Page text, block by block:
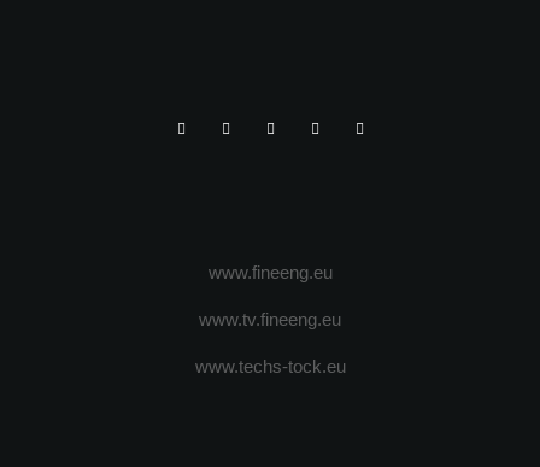
www.fineeng.eu
www.tv.fineeng.eu
www.techs-tock.eu